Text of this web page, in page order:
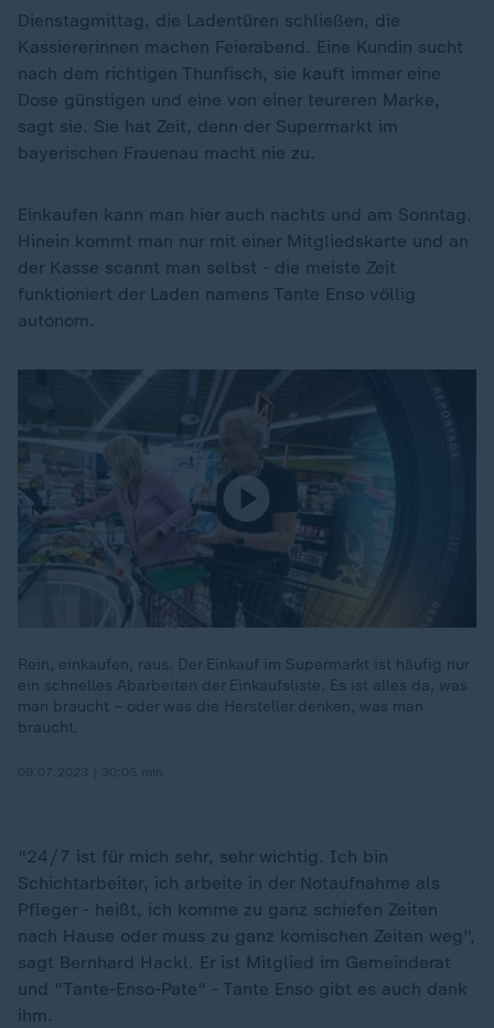
Dienstagmittag, die Ladentüren schließen, die
Kassiererinnen machen Feierabend. Eine Kundin sucht
nach dem richtigen Thunfisch, sie kauft immer eine
Dose günstigen und eine von einer teureren Marke,
sagt sie. Sie hat Zeit, denn der Supermarkt im
bayerischen Frauenau macht nie zu.
Einkaufen kann man hier auch nachts und am Sonntag.
Hinein kommt man nur mit einer Mitgliedskarte und an
der Kasse scannt man selbst - die meiste Zeit
funktioniert der Laden namens Tante Enso völlig
autonom.
Rein, einkaufen, raus. Der Einkauf im Supermarkt ist häufig nur
ein schnelles Abarbeiten der Einkaufsliste. Es ist alles da, was
man braucht – oder was die Hersteller denken, was man
braucht.
"24/7 ist für mich sehr, sehr wichtig. Ich bin
Schichtarbeiter, ich arbeite in der Notaufnahme als
Pfleger - heißt, ich komme zu ganz schiefen Zeiten
nach Hause oder muss zu ganz komischen Zeiten weg",
sagt Bernhard Hackl. Er ist Mitglied im Gemeinderat
und "Tante-Enso-Pate" - Tante Enso gibt es auch dank
ihm.